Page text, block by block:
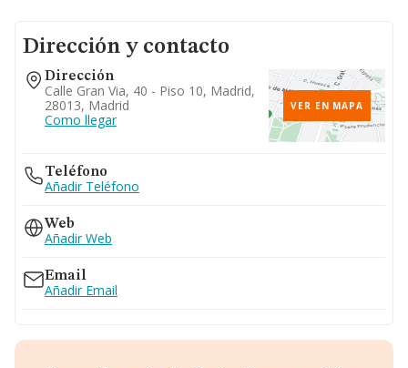
Dirección y contacto
Dirección
Calle Gran Via, 40 - Piso 10, Madrid,
28013, Madrid
Como llegar
VER EN MAPA
Teléfono
Añadir Teléfono
Web
Añadir Web
Email
Añadir Email